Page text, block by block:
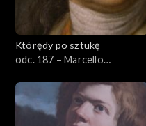
Którędy po sztukę
odc. 187 – Marcello
Poniatowski”